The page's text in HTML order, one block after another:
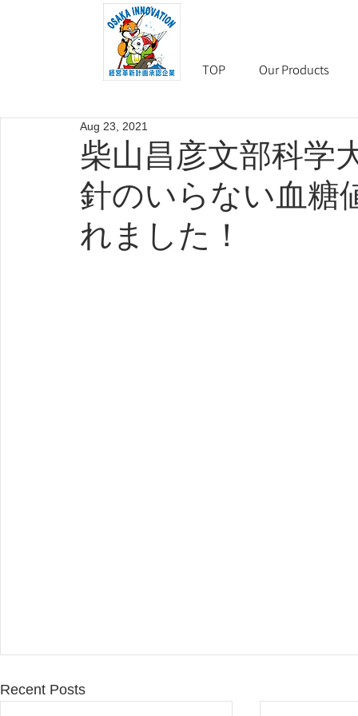
TOP Our Products
柴山昌彦文部科学
針のいらない血糖
れました！
Aug 23, 2021
Recent Posts